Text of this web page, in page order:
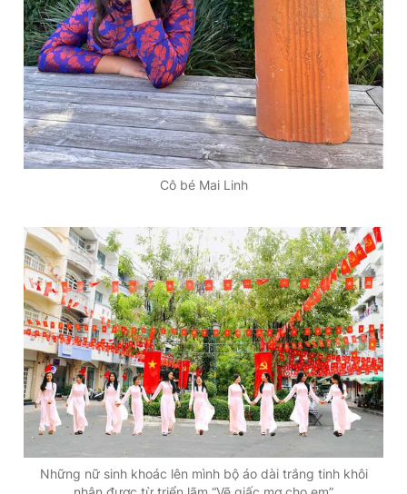
Cô bé Mai Linh
Những nữ sinh khoác lên mình bộ áo dài trắng tinh khôi